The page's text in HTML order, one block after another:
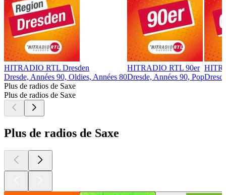
HITRADIO RTL Dresden
Dresde, Années 90, Oldies, Années 80
HITRADIO RTL 90er
Dresde, Années 90, Pop
Plus de radios de Saxe
Plus de radios de Saxe
Plus de radios de Saxe